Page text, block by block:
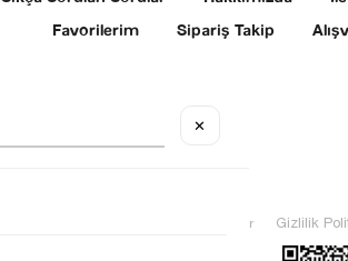
Favorilerim
Sipariş Takip
Sosyal Medya
© 2025 SEZGİ TEKİN Tüm hakları saklıdır Gizlilik
✕